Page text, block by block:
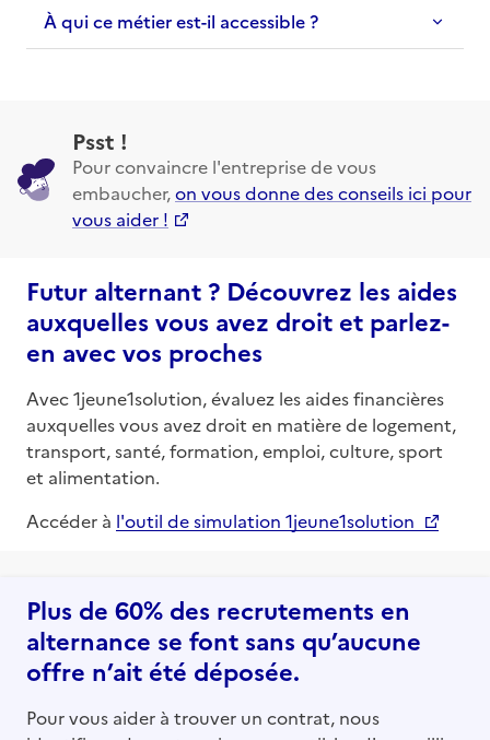
À qui ce métier est-il accessible ?
Psst !
Pour convaincre l'entreprise de vous
embaucher,on vous donne des conseils ici pour
vous aider !
Futur alternant ? Découvrez les aides
auxquelles vous avez droit et parlez-
en avec vos proches
Avec 1jeune1solution, évaluez les aides financières
auxquelles vous avez droit en matière de logement,
transport, santé, formation, emploi, culture, sport
et alimentation.
Accéder à l'outil de simulation 1jeune1solution
Plus de 60% des recrutements en
alternance se font sans qu’aucune
offre n’ait été déposée.
Pour vous aider à trouver un contrat, nous